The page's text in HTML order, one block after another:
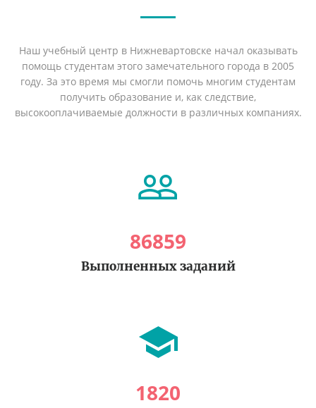
Наш учебный центр в Нижневартовске начал оказывать
помощь студентам этого замечательного города в 2005
году. За это время мы смогли помочь многим студентам
получить образование и, как следствие,
высокооплачиваемые должности в различных компаниях.
86859
Выполненных заданий
1820